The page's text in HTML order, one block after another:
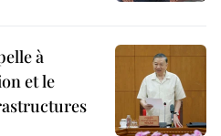
à
et le